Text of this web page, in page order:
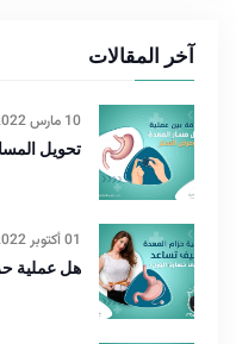
آخر المقالات
10 مارس 2022
تحويل
01 أكتوبر 2022
هل عملية حزام